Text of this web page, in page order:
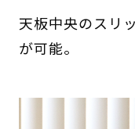
天板中央のスリ
が可能。